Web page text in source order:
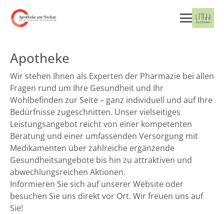
Apotheke
Wir stehen Ihnen als Experten der Pharmazie bei allen
Fragen rund um Ihre Gesundheit und Ihr
Wohlbefinden zur Seite – ganz individuell und auf Ihre
Bedürfnisse zugeschnitten. Unser vielseitiges
Leistungsangebot reicht von einer kompetenten
Beratung und einer umfassenden Versorgung mit
Medikamenten über zahlreiche ergänzende
Gesundheitsangebote bis hin zu attraktiven und
abwechlungsreichen Aktionen.
Informieren Sie sich auf unserer Website oder
besuchen Sie uns direkt vor Ort. Wir freuen uns auf
Sie!